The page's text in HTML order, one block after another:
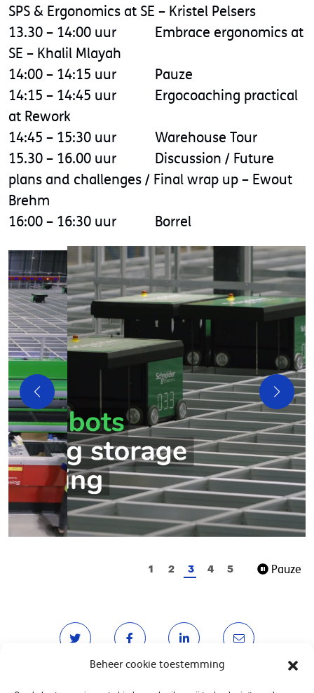
Beheer cookie toestemming
SPS & Ergonomics at SE – Kristel Pelsers
13.30 – 14:00 uur Embrace ergonomics at
SE – Khalil Mlayah
14:00 – 14:15 uur Pauze
14:15 – 14:45 uur Ergocoaching practical
at Rework
14:45 – 15:30 uur Warehouse Tour
15.30 – 16.00 uur Discussion / Future
plans and challenges / Final wrap up – Ewout
Brehm
16:00 – 16:30 uur Borrel
1 2 3 4 5 Pauze